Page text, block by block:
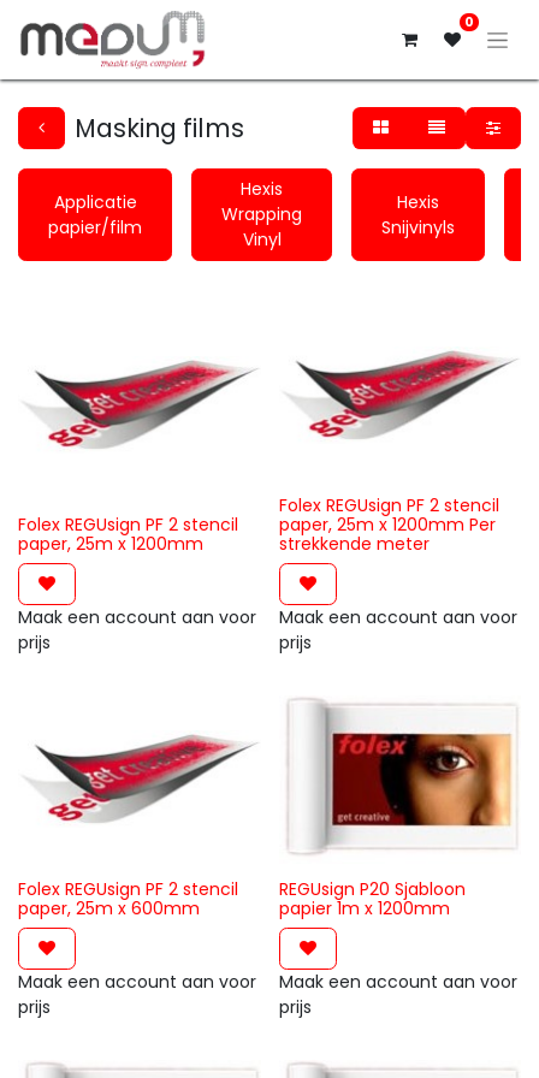
0
Masking films
Applicatie
papier/film
Hexis
Wrapping
Vinyl
Hexis
Snijvinyls
Folex REGUsign PF 2 stencil
paper, 25m x 1200mm
Maak een account aan voor
prijs
Folex REGUsign PF 2 stencil
paper, 25m x 1200mm Per
strekkende meter
Maak een account aan voor
prijs
Folex REGUsign PF 2 stencil
paper, 25m x 600mm
Maak een account aan voor
prijs
REGUsign P20 Sjabloon
papier 1m x 1200mm
Maak een account aan voor
prijs